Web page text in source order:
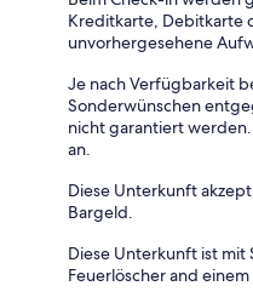
Kreditkarte, Debitkarte
unvorhergesehene
Je nach Verfügbarkeit
Sonderwünschen
nicht garantiert
an.
Diese Unterkunft
Bargeld.
Diese Unterkunft ist
Feuerlöscher and